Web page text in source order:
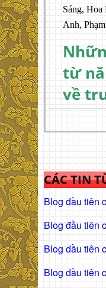
Sáng, Hoa
Anh,
từ
về
CÁC TIN
Blog đầu tiên
Blog đầu tiên
Blog dầu tiên
Blog dầu tiên